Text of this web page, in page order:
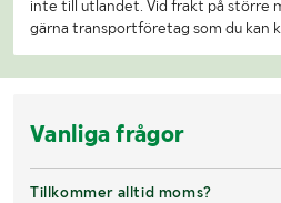
inte till utlandet. Vid frakt på större
gärna transportföretag som du kan
Vanliga frågor
Tillkommer alltid moms?